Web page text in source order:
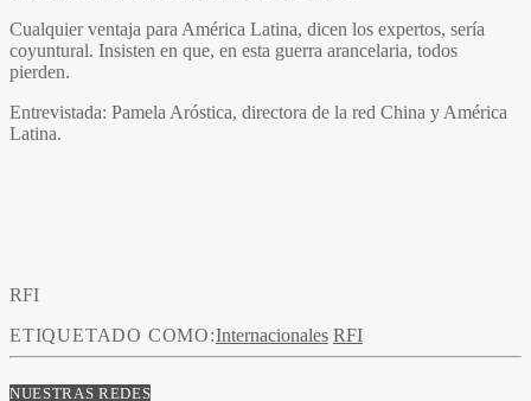
Cualquier ventaja para América Latina, dicen los expertos, sería
coyuntural. Insisten en que, en esta guerra arancelaria, todos
pierden.
Entrevistada: Pamela Aróstica, directora de la red China y América
Latina.
RFI
ETIQUETADO COMO:Internacionales RFI
NUESTRAS REDES